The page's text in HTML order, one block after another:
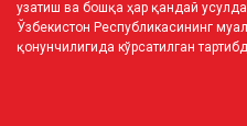
узатиш ва бошқа ҳар қандай
Ўзбекистон Республикасининг
қонунчилигида кўрсатилган